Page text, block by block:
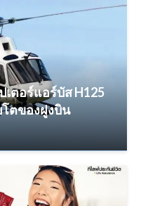
เตอร์แอร์บัส H125
ตของฝูงบิน